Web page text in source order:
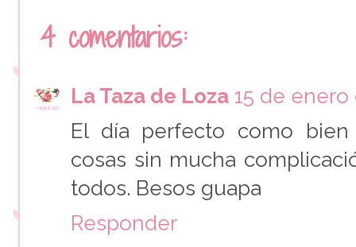
4 comentarios:
La Taza de Loza 15 de enero
El día perfecto como
cosas sin mucha
todos. Besos guapa
Responder